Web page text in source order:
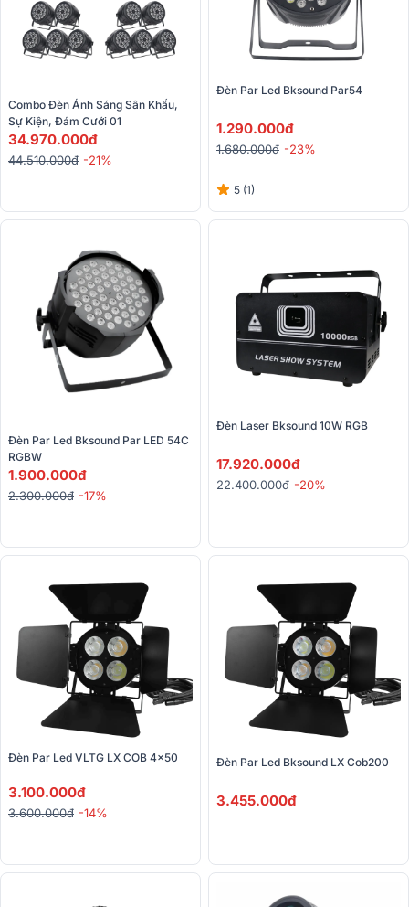
Combo Đèn Ánh Sáng Sân Khấu,
34.970.000đ
44.510.000đ -21%
1.290.000đ
1.680.000đ -23%
5 (1)
Đèn Par Led Bksound Par LED 54C
RGBW
1.900.000đ
2.300.000đ -17%
Đèn Laser Bksound 10W RGB
17.920.000đ
22.400.000đ -20%
Đèn Par Led VLTG LX COB 4x50
3.100.000đ
3.600.000đ -14%
Đèn Par Led Bksound LX Cob200
3.455.000đ